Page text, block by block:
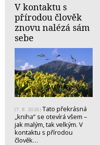
V kontaktu s
přírodou člověk
znovu nalézá sám
sebe
(7. 8. 2026) Tato překrásná
„kniha“ se otevírá všem –
jak malým, tak velkým. V
kontaktu s přírodou
člověk…